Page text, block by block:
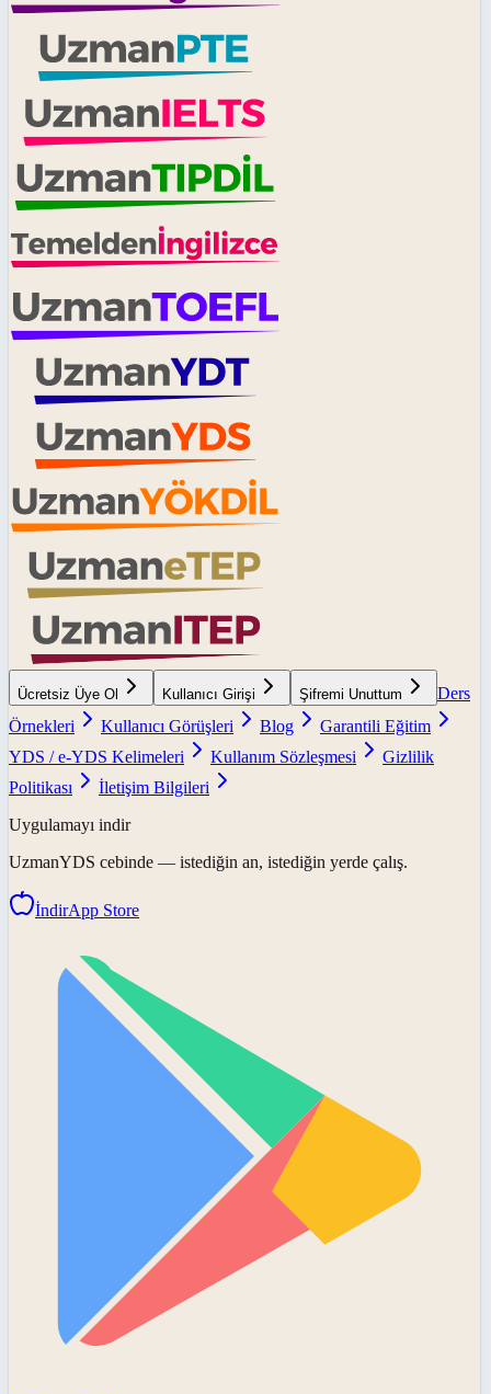
Ücretsiz Üye Ol Kullanıcı Girişi Şifremi Unuttum
Ders
Örnekleri
Kullanıcı Görüşleri Blog
Garantili Eğitim
YDS / e-YDS Kelimeleri
Kullanım Sözleşmesi
Gizlilik
Politikası
İletişim Bilgileri
Uygulamayı indir
UzmanYDS cebinde — istediğin an, istediğin yerde çalış.
İndirApp Store